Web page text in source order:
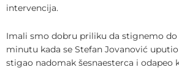
intervencija.
Imali smo dobru priliku da stignemo do
minutu kada se Stefan Jovanović
stigao nadomak šesnaesterca i odapeo